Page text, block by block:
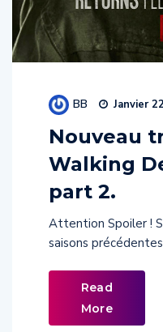
BB Janvier
Nouveau
Walking
part 2.
Attention Spoiler !
saisons
Read
More